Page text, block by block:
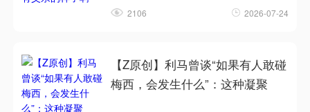
2106 2026-07-24
【Z原创】利马曾谈“如果有人敢碰
梅西，会发生什么”：这种凝聚